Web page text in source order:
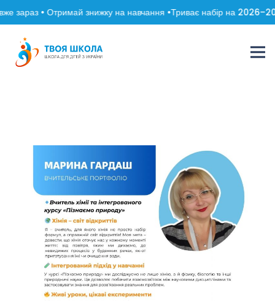
зараз • Отримай знижку на навчання • Триває набір на